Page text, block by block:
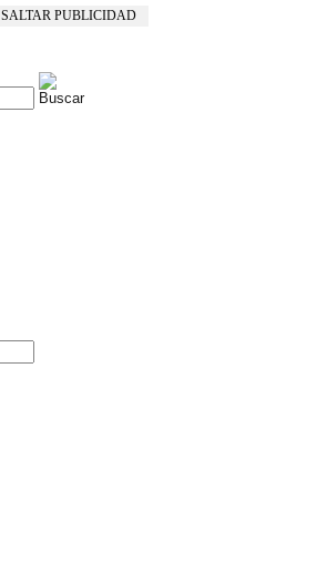
SALTAR PUBLICIDAD